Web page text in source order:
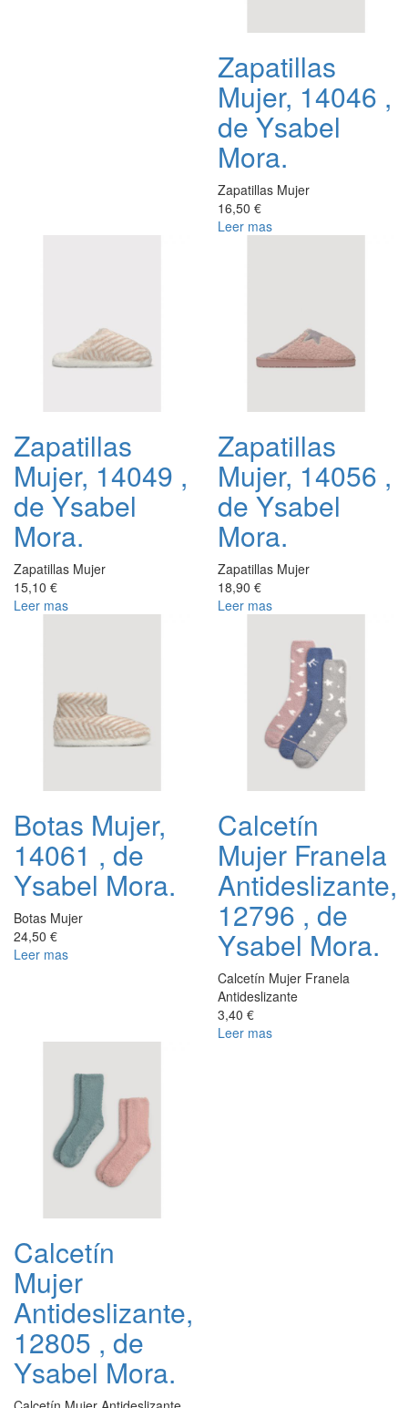
Zapatillas
Mujer, 14046 ,
de Ysabel
Mora.
Zapatillas Mujer
16,50 €
Leer mas
Zapatillas
Mujer, 14049 ,
de Ysabel
Mora.
Zapatillas Mujer
15,10 €
Leer mas
Zapatillas
Mujer, 14056 ,
de Ysabel
Mora.
Zapatillas Mujer
18,90 €
Leer mas
Botas Mujer,
14061 , de
Ysabel Mora.
Botas Mujer
24,50 €
Leer mas
Calcetín
Mujer Franela
Antideslizante,
12796 , de
Ysabel Mora.
Calcetín Mujer Franela
Antideslizante
3,40 €
Leer mas
Calcetín
Mujer
Antideslizante,
12805 , de
Ysabel Mora.